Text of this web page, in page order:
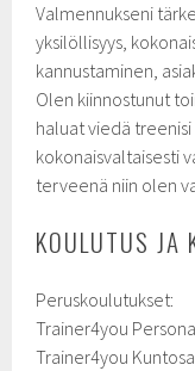
Valmennukseni
yksilöllisyys,
kannustaminen,
Olen kiinnostunut
haluat viedä
kokonaisvaltaisesti
terveenä niin olen
KOULUTUS JA
Peruskoulutukset:
Trainer4you
Trainer4you